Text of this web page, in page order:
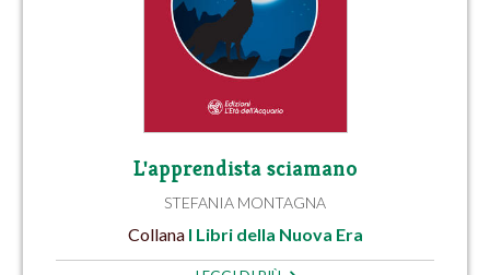
L'apprendista sciamano
STEFANIA MONTAGNA
Collana I Libri della Nuova Era